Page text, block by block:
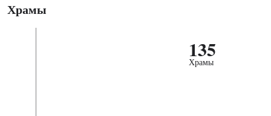
Храмы
135
Храмы